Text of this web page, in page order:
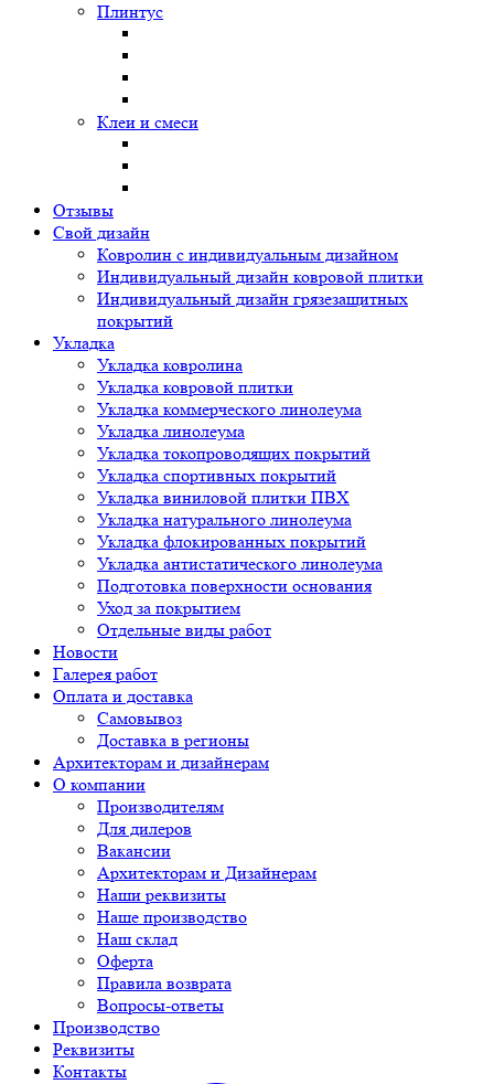
Плинтус
Клеи и смеси
Отзывы
Свой дизайн
Ковролин с индивидуальным дизайном
Индивидуальный дизайн ковровой плитки
Индивидуальный дизайн грязезащитных
покрытий
Укладка
Укладка ковролина
Укладка ковровой плитки
Укладка коммерческого линолеума
Укладка линолеума
Укладка токопроводящих покрытий
Укладка спортивных покрытий
Укладка виниловой плитки ПВХ
Укладка натурального линолеума
Укладка флокированных покрытий
Укладка антистатического линолеума
Подготовка поверхности основания
Уход за покрытием
Отдельные виды работ
Новости
Галерея работ
Оплата и доставка
Самовывоз
Доставка в регионы
Архитекторам и дизайнерам
О компании
Производителям
Для дилеров
Вакансии
Архитекторам и Дизайнерам
Наши реквизиты
Наше производство
Наш склад
Оферта
Правила возврата
Вопросы-ответы
Производство
Реквизиты
Контакты